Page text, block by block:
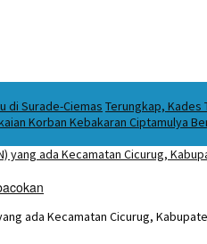
di Surade-Ciemas Terungkap, Kades
Korban Kebakaran Ciptamulya
ada Kecamatan Cicurug,